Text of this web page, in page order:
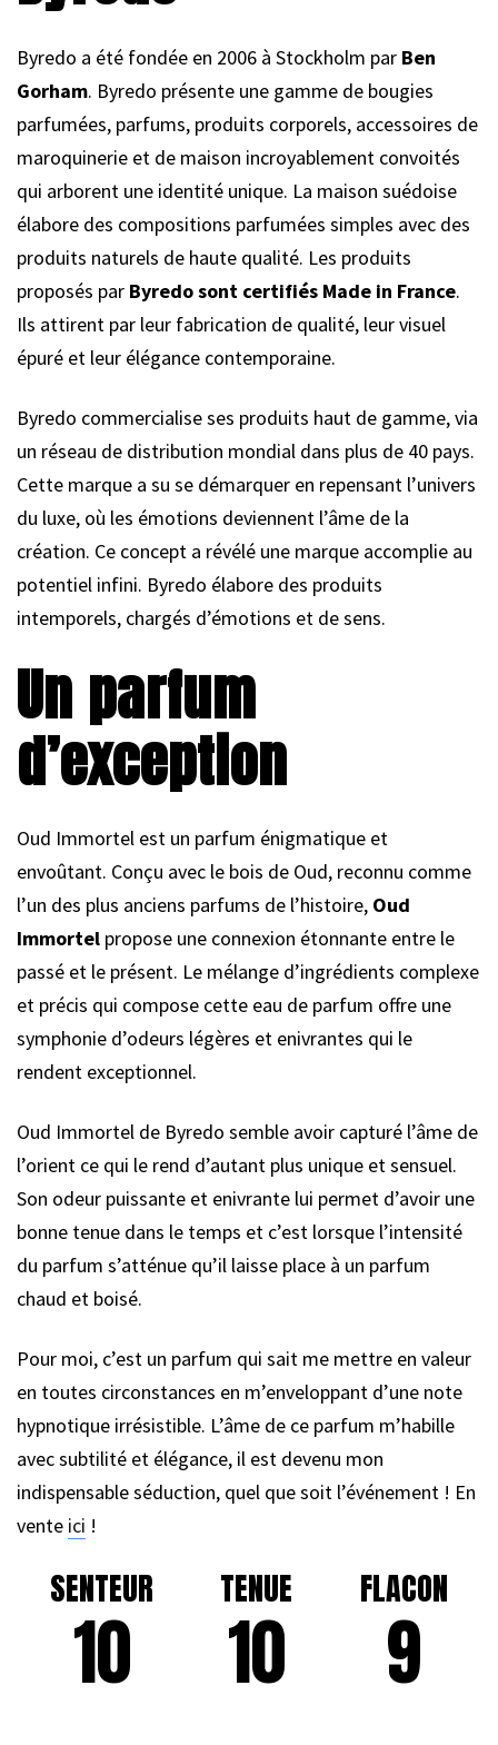
Byredo a été fondée en 2006 à Stockholm par Ben
Gorham. Byredo présente une gamme de bougies
parfumées, parfums, produits corporels, accessoires de
maroquinerie et de maison incroyablement convoités
qui arborent une identité unique. La maison suédoise
élabore des compositions parfumées simples avec des
produits naturels de haute qualité. Les produits
proposés par Byredo sont certifiés Made in France.
Ils attirent par leur fabrication de qualité, leur visuel
épuré et leur élégance contemporaine.
Byredo commercialise ses produits haut de gamme, via
un réseau de distribution mondial dans plus de 40 pays.
Cette marque a su se démarquer en repensant l’univers
du luxe, où les émotions deviennent l’âme de la
création. Ce concept a révélé une marque accomplie au
potentiel infini. Byredo élabore des produits
intemporels, chargés d’émotions et de sens.
Un parfum
d’exception
Oud Immortel est un parfum énigmatique et
envoûtant. Conçu avec le bois de Oud, reconnu comme
l’un des plus anciens parfums de l’histoire, Oud
Immortel propose une connexion étonnante entre le
passé et le présent. Le mélange d’ingrédients complexe
et précis qui compose cette eau de parfum offre une
symphonie d’odeurs légères et enivrantes qui le
rendent exceptionnel.
Oud Immortel de Byredo semble avoir capturé l’âme de
l’orient ce qui le rend d’autant plus unique et sensuel.
Son odeur puissante et enivrante lui permet d’avoir une
bonne tenue dans le temps et c’est lorsque l’intensité
du parfum s’atténue qu’il laisse place à un parfum
chaud et boisé.
Pour moi, c’est un parfum qui sait me mettre en valeur
en toutes circonstances en m’enveloppant d’une note
hypnotique irrésistible. L’âme de ce parfum m’habille
avec subtilité et élégance, il est devenu mon
indispensable séduction, quel que soit l’événement ! En
vente ici !
SENTEUR
10
TENUE
10
FLACON
9